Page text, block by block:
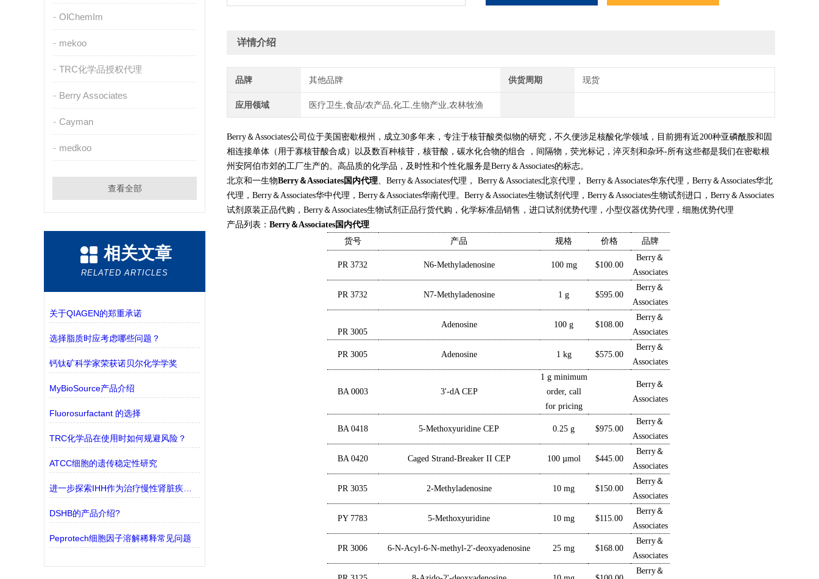
OlChemIm
mekoo
TRC化学品授权代理
Berry Associates
Cayman
medkoo
查看全部
相关文章
RELATED ARTICLES
关于QIAGEN的郑重承诺
选择脂质时应考虑哪些问题？
钙钛矿科学家荣获诺贝尔化学学奖
MyBioSource产品介绍
Fluorosurfactant 的选择
TRC化学品在使用时如何规避风险？
ATCC细胞的遗传稳定性研究
进一步探索IHH作为治疗慢性肾脏疾病(CKD)的潜在靶点
DSHB的产品介绍?
Peprotech细胞因子溶解稀释常见问题
详情介绍
品牌 其他品牌 供货周期 现货
应用领域 医疗卫生,食品/农产品,化工,生物产业,农林牧渔
Berry＆Associates公司位于美国密歇根州，成立30多年来，专注于核苷酸类似物的研究，不久便涉足核酸化学领域，目前拥有近200种亚磷酰胺和固
相连接单体（用于寡核苷酸合成）以及数百种核苷，核苷酸，碳水化合物的组合 ，间隔物，荧光标记，淬灭剂和杂环-所有这些都是我们在密歇根
州安阿伯市郊的工厂生产的。高品质的化学品，及时性和个性化服务是Berry＆Associates的标志。
北京和一生物Berry＆Associates国内代理、Berry＆Associates代理， Berry＆Associates北京代理， Berry＆Associates华东代理，Berry＆Associates华北
代理，Berry＆Associates华中代理，Berry＆Associates华南代理。 Berry ＆Associates生物试剂代理，Berry＆Associates生物试剂进口，Berry＆Associates
试剂原装正品代购，Berry＆Associates生物试剂正品行货代购，化学标准品销售，进口试剂优势代理，小型仪器优势代理，细胞优势代理
产品列表： Berry＆Associates国内代理
货号
产品 规格 价格 品牌
PR 3732 N6-Methyladenosine 100 mg $100.00
Berry＆
Associates
PR 3732 N7-Methyladenosine 1 g $595.00
Berry＆
Associates
PR 3005
Adenosine 100 g $108.00
Berry＆
Associates
PR 3005 Adenosine 1 kg $575.00
Berry＆
Associates
BA 0003 3'-dA CEP
1 g minimum
order, call
for pricing
Berry＆
Associates
BA 0418 5-Methoxyuridine CEP 0.25 g $975.00
Berry＆
Associates
BA 0420 Caged Strand-Breaker II CEP 100 µmol $445.00
Berry＆
Associates
PR 3035 2-Methyladenosine 10 mg $150.00
Berry＆
Associates
PY 7783 5-Methoxyuridine 10 mg $115.00
Berry＆
Associates
PR 3006 6-N-Acyl-6-N-methyl-2'-deoxyadenosine 25 mg $168.00
Berry＆
Associates
Berry＆